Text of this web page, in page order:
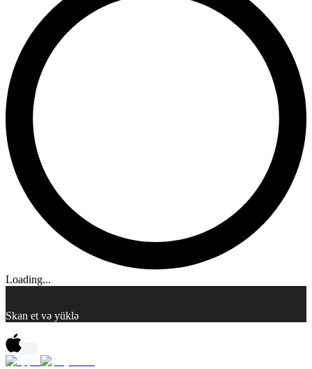
Loading...
Skan et və yüklə